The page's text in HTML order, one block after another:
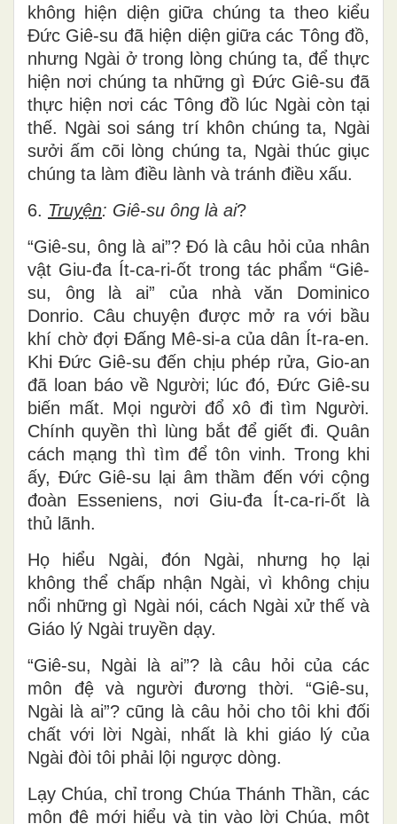
không hiện diện giữa chúng ta theo kiểu
Đức Giê-su đã hiện diện giữa các Tông đồ,
nhưng Ngài ở trong lòng chúng ta, để thực
hiện nơi chúng ta những gì Đức Giê-su đã
thực hiện nơi các Tông đồ lúc Ngài còn tại
thế. Ngài soi sáng trí khôn chúng ta, Ngài
sưởi ấm cõi lòng chúng ta, Ngài thúc giục
chúng ta làm điều lành và tránh điều xấu.
6. Truyện: Giê-su ông là ai?
“Giê-su, ông là ai”? Đó là câu hỏi của nhân
vật Giu-đa Ít-ca-ri-ốt trong tác phẩm “Giê-
su, ông là ai” của nhà văn Dominico
Donrio. Câu chuyện được mở ra với bầu
khí chờ đợi Đấng Mê-si-a của dân Ít-ra-en.
Khi Đức Giê-su đến chịu phép rửa, Gio-an
đã loan báo về Người; lúc đó, Đức Giê-su
biến mất. Mọi người đổ xô đi tìm Người.
Chính quyền thì lùng bắt để giết đi. Quân
cách mạng thì tìm để tôn vinh. Trong khi
ấy, Đức Giê-su lại âm thầm đến với cộng
đoàn Esseniens, nơi Giu-đa Ít-ca-ri-ốt là
thủ lãnh.
Họ hiểu Ngài, đón Ngài, nhưng họ lại
không thể chấp nhận Ngài, vì không chịu
nổi những gì Ngài nói, cách Ngài xử thế và
Giáo lý Ngài truyền dạy.
“Giê-su, Ngài là ai”? là câu hỏi của các
môn đệ và người đương thời. “Giê-su,
Ngài là ai”? cũng là câu hỏi cho tôi khi đối
chất với lời Ngài, nhất là khi giáo lý của
Ngài đòi tôi phải lội ngược dòng.
Lạy Chúa, chỉ trong Chúa Thánh Thần, các
môn đệ mới hiểu và tin vào lời Chúa, một